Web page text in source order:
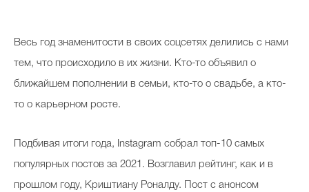
Папа может
Худеем правильно
Бьютихакер / Мама-хакер
Весь год знаменитости в своих соцсетях делились с нами
тем, что происходило в их жизни. Кто-то объявил о
ближайшем пополнении в семьи, кто-то о свадьбе, а кто-
то о карьерном росте.
Подбивая итоги года, Instagram собрал топ-10 самых
популярных постов за 2021. Возглавил рейтинг, как и в
прошлом году, Криштиану Роналду. Пост с анонсом